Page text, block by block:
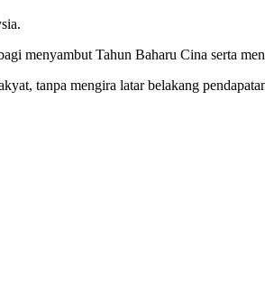
menyambut Tahun Baharu Cina serta
tanpa mengira latar belakang